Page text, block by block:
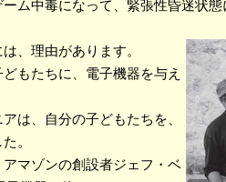
ム中毒になって、緊張性昏迷状
、理由があります。
もたちに、電子機器を与え
は、自分の子どもたちを、
。
マゾンの創設者ジェフ・ベ